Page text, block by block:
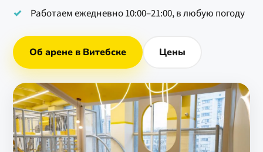
Работаем ежедневно 10:00–21:00, в любую погоду
Об арене в Витебске Цены